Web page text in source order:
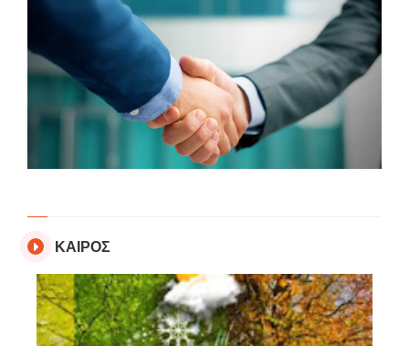
ΚΑΙΡΟΣ